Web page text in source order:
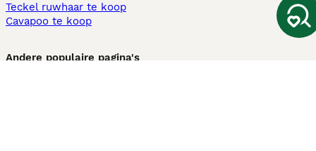
Teckel ruwhaar te koop
Cavapoo te koop
Andere populaire pagina's